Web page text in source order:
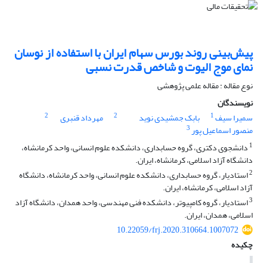
پیش‌بینی روند بورس سهام ایران با استفاده از نوسان
نمای موج الیوت و شاخص قدرت نسبی
نوع مقاله : مقاله علمی پژوهشی
نویسندگان
سمیرا سیف1 بابک جمشیدی نوید 2 مهرداد قنبری 2
منصور اسماعیل پور3
1 دانشجوی دکتری، گروه حسابداری، دانشکده علوم انسانی، واحد کرمانشاه،
دانشگاه آزاد اسلامی، کرمانشاه، ایران.
2استادیار، گروه حسابداری، دانشکده علوم انسانی، واحد کرمانشاه، دانشگاه
آزاد اسلامی، کرمانشاه، ایران.
3استادیار، گروه کامپیوتر، دانشکده فنی مهندسی، واحد همدان، دانشگاه آزاد
اسلامی، همدان، ایران.
10.22059/frj.2020.310664.1007072
چکیده